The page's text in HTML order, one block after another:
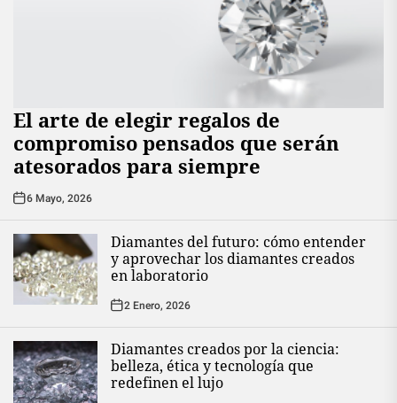
El arte de elegir regalos de
compromiso pensados que serán
atesorados para siempre
6 Mayo, 2026
Diamantes del futuro: cómo entender
y aprovechar los diamantes creados
en laboratorio
2 Enero, 2026
Diamantes creados por la ciencia:
belleza, ética y tecnología que
redefinen el lujo